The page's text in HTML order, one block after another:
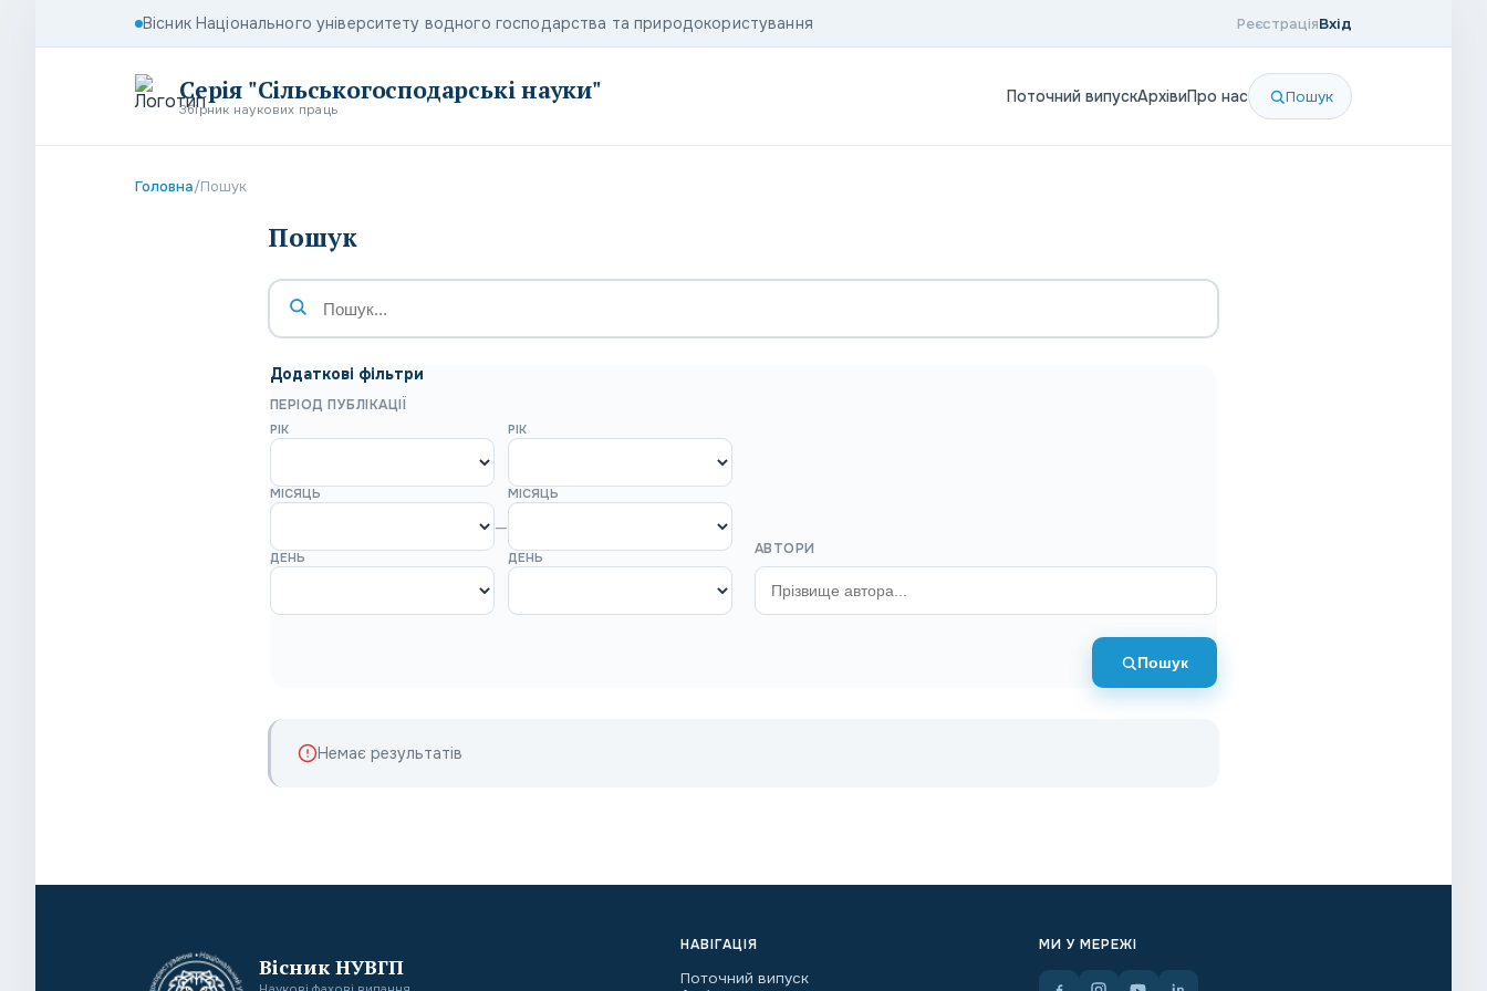
Вісник Національного університету водного господарства та природокористування РеєстраціяВхід
Серія "Сільськогосподарські науки"
Збірник наукових праць
Поточний випускАрхівиПро нас Пошук
Головна/Пошук
Пошук
Додаткові фільтри
ПЕРІОД ПУБЛІКАЦІЇ
РІК
МІСЯЦЬ
ДЕНЬ
—
РІК
МІСЯЦЬ
ДЕНЬ АВТОРИ
Пошук
Немає результатів
Вісник НУВГП
НАВІГАЦІЯ
Поточний випуск
МИ У МЕРЕЖІ